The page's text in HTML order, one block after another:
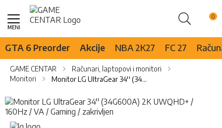
Pretraži
Skip
Content
GTA 6 Preorder Akcije NBA 2K27 FC 27
GAME CENTAR
Računari, laptopovi i monitori
Monitori
Monitor LG UltraGear 34'' (34G600A) 2K UWQHD+ / 160Hz / VA / Gaming / zakrivljen
Skip
to
the
Skip